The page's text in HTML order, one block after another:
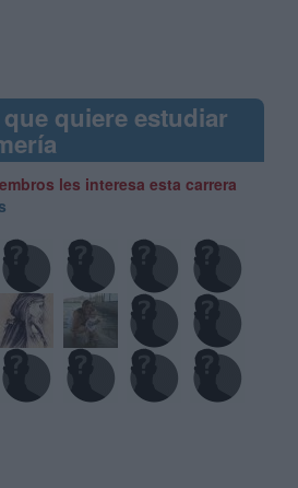
que quiere estudiar
les interesa esta carrera